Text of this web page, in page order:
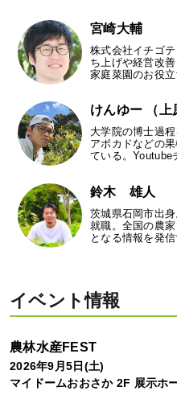
宮崎大輔
株式会社イチゴ
ち上げや経営改
家庭菜園のお役
けんゆー （上
大学院の博士過
アボカドなどの
ている。
鈴木 雄人
茨城県石岡市出
就職。全国の農
となる情報を発
イベント情報
農林水産FEST
2026年9月5日(土)
マイドームおおさか 2F 展示ホ